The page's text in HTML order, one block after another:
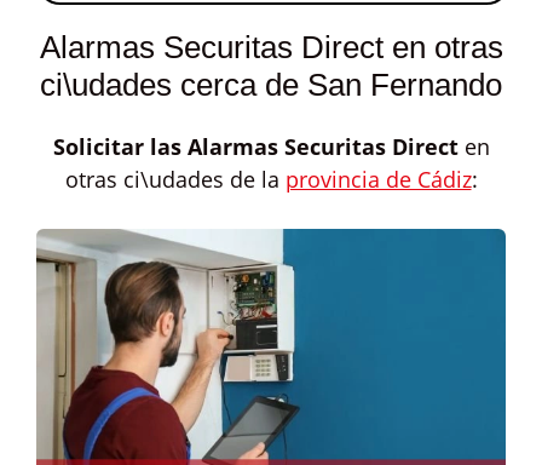
Alarmas Securitas Direct en otras
ci\udades cerca de San Fernando
Solicitar las Alarmas Securitas Directen
otras ci\udades de la provincia de Cádiz: